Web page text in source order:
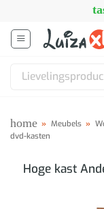
inhoud
Zoeken
home » Meubels »
dvd-kasten
Hoge kast